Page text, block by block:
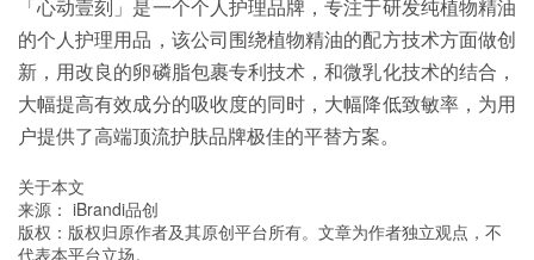
「心动壹刻」是一个个人护理品牌，专注于研发纯植物精油
的个人护理用品，该公司围绕植物精油的配方技术方面做创
新，用改良的卵磷脂包裹专利技术，和微乳化技术的结合，
大幅提高有效成分的吸收度的同时，大幅降低致敏率，为用
户提供了高端顶流护肤品牌极佳的平替方案。
关于本文
来源： iBrandi品创
版权：版权归原作者及其原创平台所有。文章为作者独立观点，不
代表本平台立场。